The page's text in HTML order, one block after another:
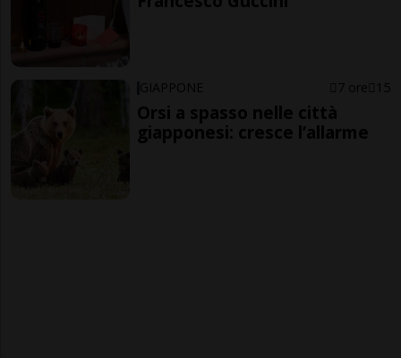
GIAPPONE 7 ore 15
Orsi a spasso nelle città
giapponesi: cresce l’allarme